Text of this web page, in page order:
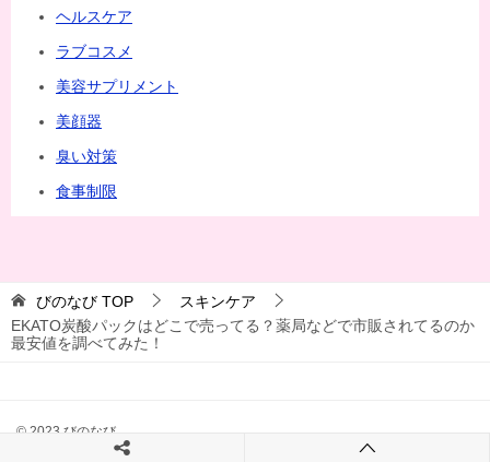
ヘルスケア
ラブコスメ
美容サプリメント
美顔器
臭い対策
食事制限
びのなび TOP
スキンケア
EKATO炭酸パックはどこで売ってる？薬局などで市販されてるのか
最安値を調べてみた！
© 2023 びのなび